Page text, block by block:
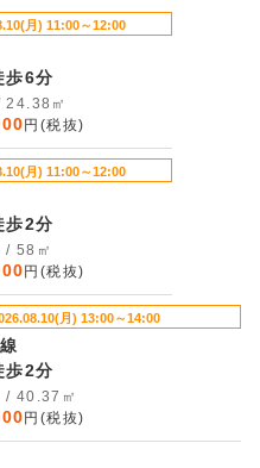
月) 11:00～12:00
・徒歩6分
/ 24.38㎡
円(税抜)
月) 11:00～12:00
・徒歩2分
/ 58㎡
円(税抜)
月) 13:00～14:00
・徒歩2分
/ 40.37㎡
円(税抜)